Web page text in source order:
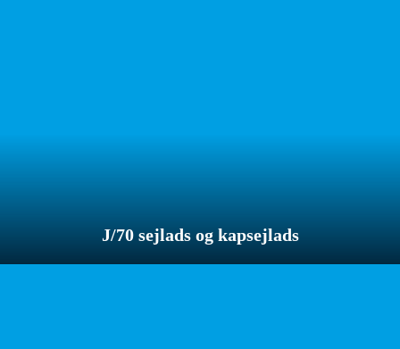
J/70 sejlads og kapsejlads